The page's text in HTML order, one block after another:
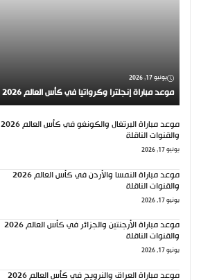
يونيو 17, 2026
موعد مباراة إنجلترا وكرواتيا في كأس العالم 2026 والقنوات الناقلة
موعد مباراة البرتغال والكونغو في كأس العالم 2026
والقنوات الناقلة
يونيو 17, 2026
موعد مباراة النمسا والأردن في كأس العالم 2026
والقنوات الناقلة
يونيو 17, 2026
موعد مباراة الأرجنتين والجزائر في كأس العالم 2026
والقنوات الناقلة
يونيو 17, 2026
موعد مباراة العراق والنرويج في كأس العالم 2026